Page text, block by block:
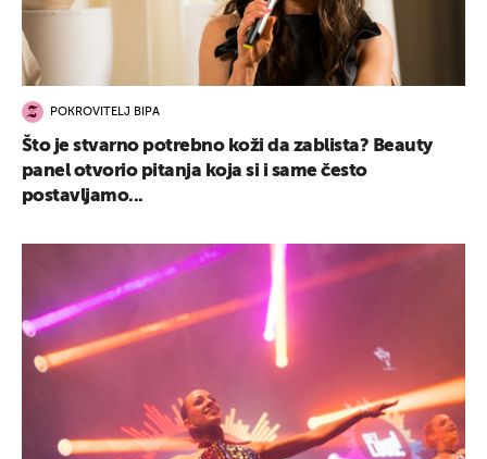
POKROVITELJ BIPA
Što je stvarno potrebno koži da zablista? Beauty
panel otvorio pitanja koja si i same često
postavljamo...